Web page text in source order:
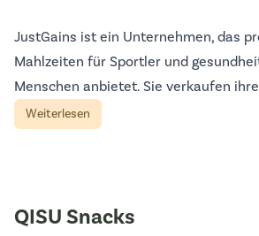
JustGains ist ein Unternehmen, das
Mahlzeiten für Sportler und
Menschen anbietet. Sie verkaufen
Weiterlesen
QISU Snacks